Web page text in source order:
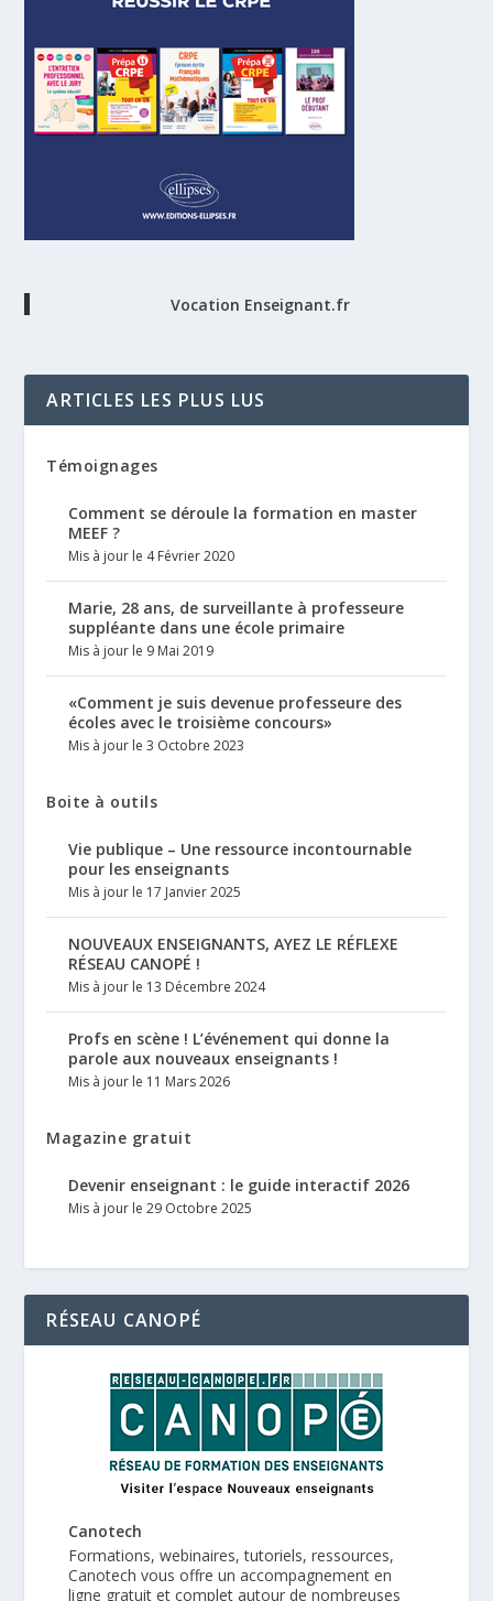
Vocation Enseignant.fr
ARTICLES LES PLUS LUS
Témoignages
Comment se déroule la formation en master
MEEF ?
Mis à jour le 4 Février 2020
Marie, 28 ans, de surveillante à professeure
suppléante dans une école primaire
Mis à jour le 9 Mai 2019
«Comment je suis devenue professeure des
écoles avec le troisième concours»
Mis à jour le 3 Octobre 2023
Boite à outils
Vie publique – Une ressource incontournable
pour les enseignants
Mis à jour le 17 Janvier 2025
NOUVEAUX ENSEIGNANTS, AYEZ LE RÉFLEXE
RÉSEAU CANOPÉ !
Mis à jour le 13 Décembre 2024
Profs en scène ! L’événement qui donne la
parole aux nouveaux enseignants !
Mis à jour le 11 Mars 2026
Magazine gratuit
Devenir enseignant : le guide interactif 2026
Mis à jour le 29 Octobre 2025
RÉSEAU CANOPÉ
Canotech
Formations, webinaires, tutoriels, ressources,
Canotech vous offre un accompagnement en
ligne gratuit et complet autour de nombreuses